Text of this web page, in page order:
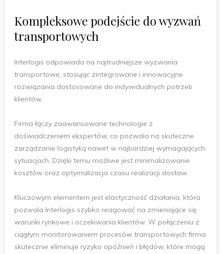
Kompleksowe podejście do wyzwań
transportowych
Interlogis odpowiada na najtrudniejsze wyzwania
transportowe, stosując zintegrowane i innowacyjne
rozwiązania dostosowane do indywidualnych potrzeb
klientów.
Firma łączy zaawansowane technologie z
doświadczeniem ekspertów, co pozwala na skuteczne
zarządzanie logistyką nawet w najbardziej wymagających
sytuacjach. Dzięki temu możliwe jest minimalizowanie
kosztów oraz optymalizacja czasu realizacji dostaw.
Kluczowym elementem jest elastyczność działania, która
pozwala Interlogis szybko reagować na zmieniające się
warunki rynkowe i oczekiwania klientów. W połączeniu z
ciągłym monitorowaniem procesów transportowych firma
skutecznie eliminuje ryzyko opóźnień i błędów, które mogą